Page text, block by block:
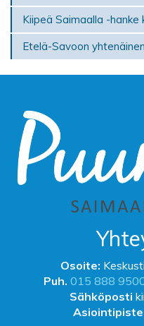
Kiipeä Saimaalla -hanke
Etelä-Savoon
Osoite:
Puh. 015 888
Sähköposti
Asiointipiste